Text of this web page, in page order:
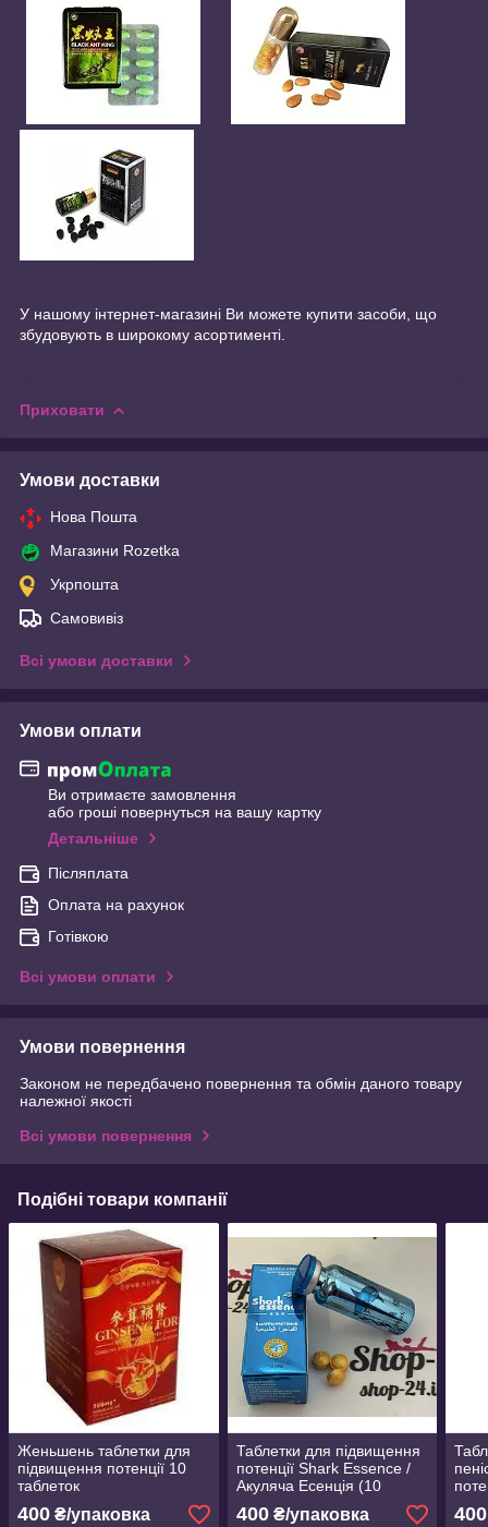
У нашому інтернет-магазині Ви можете купити засоби, що
збудовують в широкому асортименті.
Приховати
Умови доставки
Нова Пошта
Магазини Rozetka
Укрпошта
Самовивіз
Всі умови доставки
Умови оплати
Ви отримаєте замовлення
або гроші повернуться на вашу картку
Детальніше
Післяплата
Оплата на рахунок
Готівкою
Всі умови оплати
Умови повернення
Законом не передбачено повернення та обмін даного товару
належної якості
Всі умови повернення
Подібні товари компанії
Женьшень таблетки для
підвищення потенції 10
таблеток
400 ₴/упаковка
Таблетки для підвищення
потенції Shark Essence /
Акуляча Есенція (10
400₴/упаковка 400